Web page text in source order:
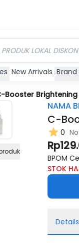
New Arrivals Brand
Booster Brightening
NAMA
C-
0
BPOM
STOK
Details